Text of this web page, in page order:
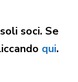
soci. Se
qui.